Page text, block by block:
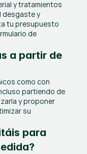
y tratamientos
desgaste y
tu presupuesto
de
a partir de
como con
partiendo de
y proponer
su
para